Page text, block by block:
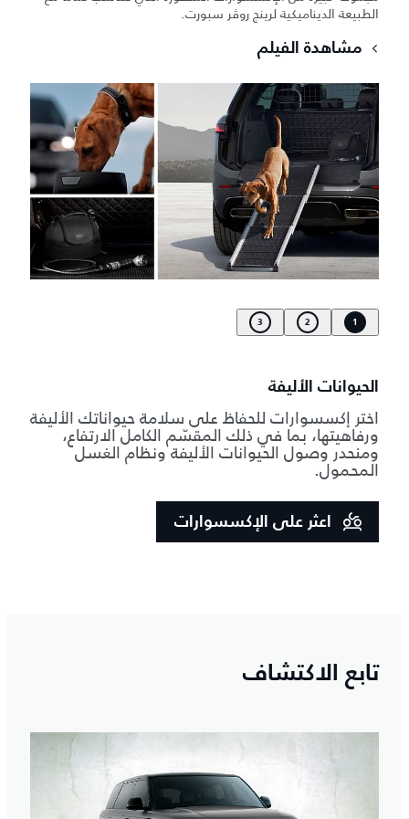
الطبيعة الديناميكية لرينج روڤر سبورت.
مشاهدة الفيلم
1
2
3
الحيوانات الأليفة
اختر إكسسوارات للحفاظ على سلامة حيواناتك الأليفة
ورفاهيتها، بما في ذلك المقسّم الكامل الارتفاع،
ومنحدر وصول الحيوانات الأليفة ونظام الغسل
المحمول.
اعثر على الإكسسوارات
تابع الاكتشاف